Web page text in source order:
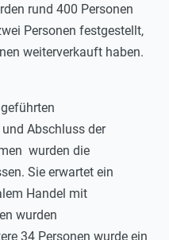
rund 400 Personen
Personen festgestellt,
weiterverkauft haben.
Abschluss der
wurden die
Sie erwartet ein
Handel mit
wurden
34 Personen wurde ein